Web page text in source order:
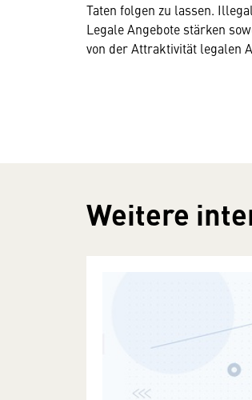
Taten folgen zu lassen.
Legale Angebote stärken
von der Attraktivität legalen
Weitere